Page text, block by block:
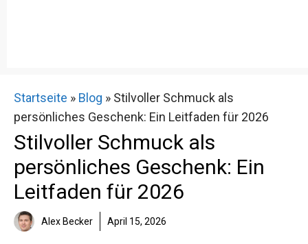
Startseite » Blog » Stilvoller Schmuck als
persönliches Geschenk: Ein Leitfaden für 2026
Stilvoller Schmuck als
persönliches Geschenk: Ein
Leitfaden für 2026
Alex Becker April 15, 2026